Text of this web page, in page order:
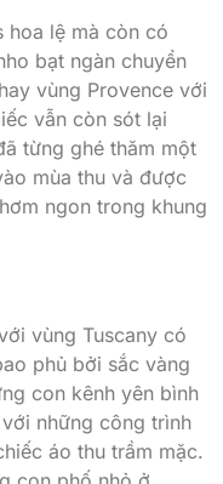
hoa lệ mà còn có
bạt ngàn chuyển
vùng Provence với
vẫn còn sót lại
từng ghé thăm một
mùa thu và được
ngon trong khung
vùng Tuscany có
phủ bởi sắc vàng
con kênh yên bình
những công trình
áo thu trầm mặc.